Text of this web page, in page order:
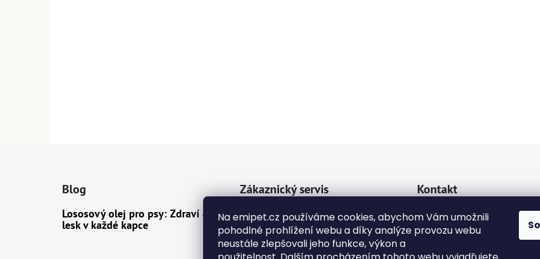
Na emipet.cz používáme cookies, abychom Vám umožnili
pohodlné prohlížení webu a díky analýze provozu webu
neustále zlepšovali jeho funkce, výkon a
Blog
Lososový olej pro psy: Zdraví a
lesk v každé kapce
Zákaznický servis
Doprava a platba
Kontakty
Obchodní podmínky
Kontakt
emipetcz